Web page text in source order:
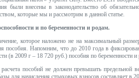
были внесены в законодательство об
которые мы и рассмотрим в данной статье.
и по беременности и родам.
которое наложено не на максимальный
пособия. Напомним, что до 2010 года в
(в 2009 г – 18 720 руб.) пособия по беременности
пособий не должен превышать предельной
для начисления страховых взносов составляет в